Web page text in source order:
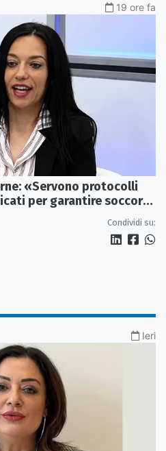
19 ore fa
«Servono protocolli
per garantire soccorsi
Condividi su:
Ieri